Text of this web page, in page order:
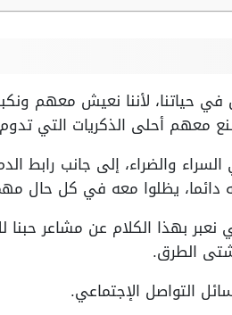
في حياتنا، لأننا نعيش معهم
معهم أحلى الذكريات التي تدوم
والضراء، إلى جانب رابط
يظلوا معه في كل حال
بهذا الكلام عن مشاعر حبنا
الطرق.
التواصل الإجتماعي.